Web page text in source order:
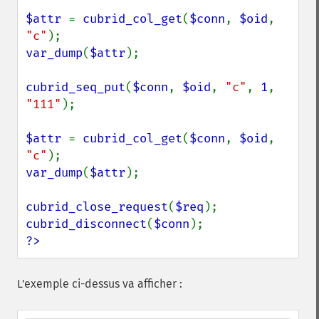
$attr = cubrid_col_get($conn, $oid
"c"
var_dump($attr );
cubrid_seq_put($conn, $oid, "c" , 1
"111" );
$attr = cubrid_col_get($conn, $oid
"c"
var_dump($attr );
cubrid_close_request($req
cubrid_disconnect($conn
?>
L'exemple ci-dessus va afficher :